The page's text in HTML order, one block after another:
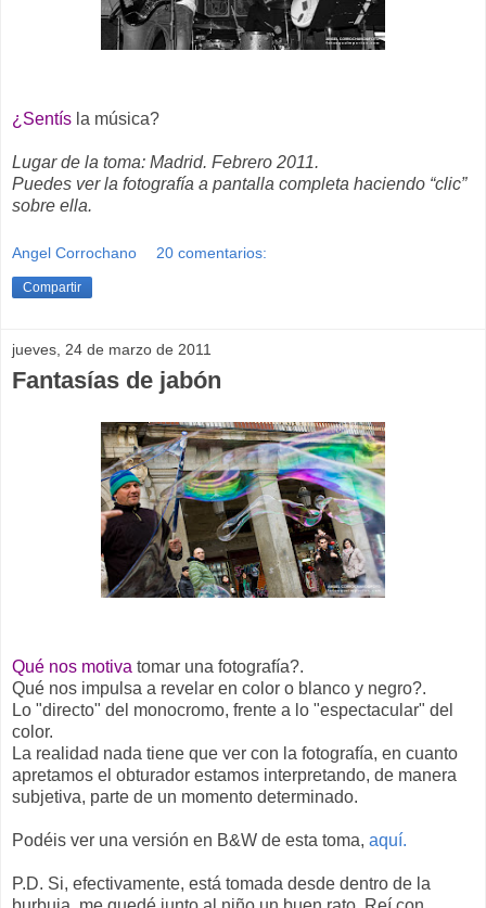
¿Sentís la música?
Lugar de la toma: Madrid. Febrero 2011.
Puedes ver la fotografía a pantalla completa haciendo “clic”
sobre ella.
Angel Corrochano 20 comentarios:
Compartir
jueves, 24 de marzo de 2011
Fantasías de jabón
Qué nos motiva tomar una fotografía?.
Qué nos impulsa a revelar en color o blanco y negro?.
Lo "directo" del monocromo, frente a lo "espectacular" del
color.
La realidad nada tiene que ver con la fotografía, en cuanto
apretamos el obturador estamos interpretando, de manera
subjetiva, parte de un momento determinado.
Podéis ver una versión en B&W de esta toma, aquí.
P.D. Si, efectivamente, está tomada desde dentro de la